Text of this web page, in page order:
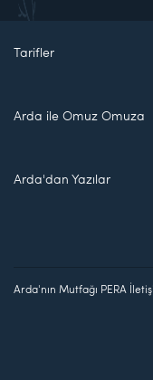
Tarifler
Arda ile Omuz Omuza
Arda'dan Yazılar
Arda'nın Mutfağı PERA